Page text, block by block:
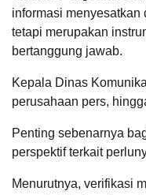
informasi
tetapi merupakan
bertanggung jawab.
Kepala Dinas
perusahaan pers,
Penting sebenarnya
perspektif terkait
Menurutnya, verifikasi